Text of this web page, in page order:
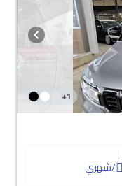
1
+
/شهري